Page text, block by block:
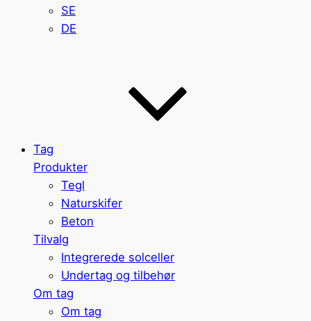
SE
DE
Tag
Produkter
Tegl
Naturskifer
Beton
Tilvalg
Integrerede solceller
Undertag og tilbehør
Om tag
Om tag